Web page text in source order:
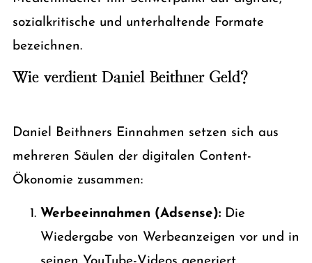
sozialkritische und unterhaltende Formate
bezeichnen.
Wie verdient Daniel Beithner Geld?
Daniel Beithners Einnahmen setzen sich aus
mehreren Säulen der digitalen Content-
Ökonomie zusammen:
Werbeeinnahmen (Adsense):Die
Wiedergabe von Werbeanzeigen vor und in